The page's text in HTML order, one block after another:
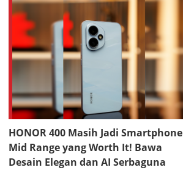
HONOR 400 Masih Jadi Smartphone
Mid Range yang Worth It! Bawa
Desain Elegan dan AI Serbaguna